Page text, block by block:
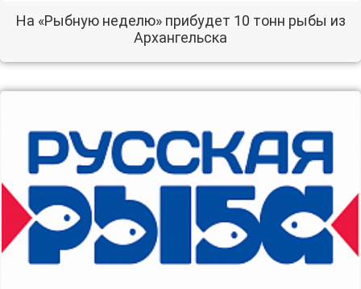
На «Рыбную неделю» прибудет 10 тонн рыбы из
Архангельска